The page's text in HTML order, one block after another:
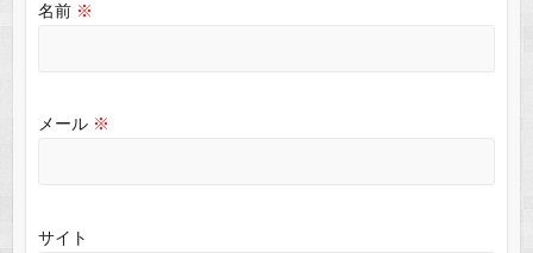
名前 ※
メール ※
サイト